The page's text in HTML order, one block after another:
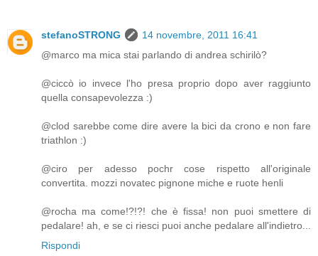
stefanoSTRONG
14 novembre, 2011 16:41
@marco ma mica stai parlando di andrea schirilò?
@ciccò io invece l'ho presa proprio dopo aver raggiunto
quella consapevolezza :)
@clod sarebbe come dire avere la bici da crono e non fare
triathlon :)
@ciro per adesso pochr cose rispetto all'originale
convertita. mozzi novatec pignone miche e ruote henli
@rocha ma come!?!?! che è fissa! non puoi smettere di
pedalare! ah, e se ci riesci puoi anche pedalare all'indietro...
Rispondi